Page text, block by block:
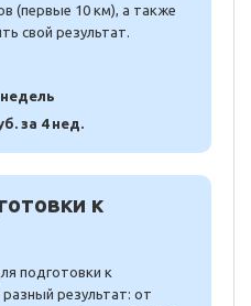
(первые 10 км), а также
свой результат.
за 4 нед.
к
подготовки к
результат: от